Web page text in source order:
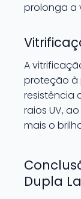
prolonga a
A
proteção à
resistência
raios UV,
mais o
Dupla